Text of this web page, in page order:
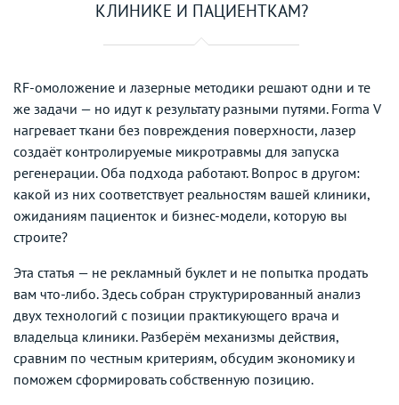
КЛИНИКЕ И ПАЦИЕНТКАМ?
RF-омоложение и лазерные методики решают одни и те
же задачи — но идут к результату разными путями. Forma V
нагревает ткани без повреждения поверхности, лазер
создаёт контролируемые микротравмы для запуска
регенерации. Оба подхода работают. Вопрос в другом:
какой из них соответствует реальностям вашей клиники,
ожиданиям пациенток и бизнес-модели, которую вы
строите?
Эта статья — не рекламный буклет и не попытка продать
вам что-либо. Здесь собран структурированный анализ
двух технологий с позиции практикующего врача и
владельца клиники. Разберём механизмы действия,
сравним по честным критериям, обсудим экономику и
поможем сформировать собственную позицию.